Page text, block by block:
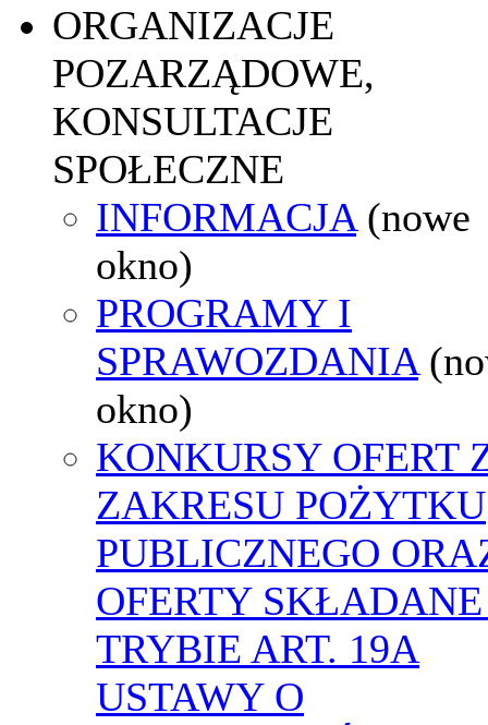
ORGANIZACJE
POZARZĄDOWE,
KONSULTACJE
SPOŁECZNE
INFORMACJA (nowe
okno)
PROGRAMY I
SPRAWOZDANIA
okno)
KONKURSY OFERT
ZAKRESU POŻYTKU
PUBLICZNEGO
OFERTY
TRYBIE ART. 19A
USTAWY O